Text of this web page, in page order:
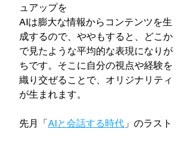
ュアップを
AIは膨大な情報からコンテンツを生
成するので、ややもすると、どこか
で見たような平均的な表現になりが
ちです。そこに自分の視点や経験を
織り交ぜることで、オリジナリティ
が生まれます。
先月「 AIと会話する時代 」のラスト